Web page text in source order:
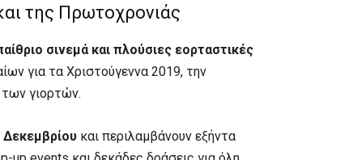
της Πρωτοχρονιάς
σινεμά και πλούσιες εορταστικές
για τα Χριστούγεννα 2019, την
γιορτών.
Δεκεμβρίου και περιλαμβάνουν εξήντα